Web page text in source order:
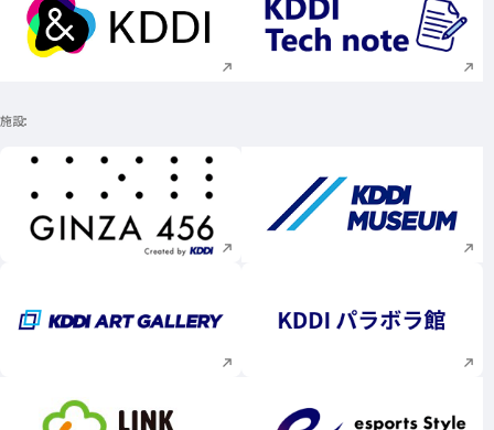
新規ウィンドウで開く 新規ウィンドウで
施設
新規ウィンドウで開く 新規ウィンドウで
新規ウィンドウで開く 新規ウィンドウで